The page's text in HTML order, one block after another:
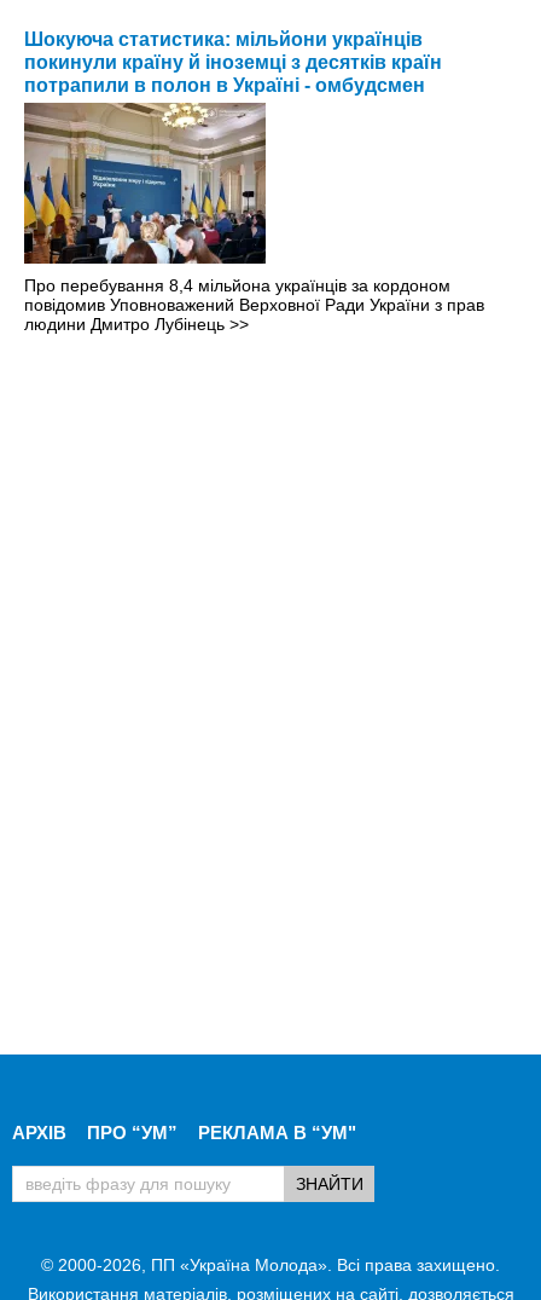
Шокуюча статистика: мільйони українців
покинули країну й іноземці з десятків країн
потрапили в полон в Україні - омбудсмен
Про перебування 8,4 мільйона українців за кордоном
повідомив Уповноважений Верховної Ради України з прав
людини Дмитро Лубінець >>
АРХІВ ПРО “УМ” РЕКЛАМА В “УМ"
© 2000-2026, ПП «Україна Молода». Всі права захищено.
Використання матеріалів, розміщених на сайті, дозволяється